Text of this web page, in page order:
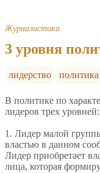
Журналистика
3 уровня
лидерство политика
В политике по
лидеров трех уровней:
1. Лидер малой
властью в данном
Лидер приобретает
лица, которая